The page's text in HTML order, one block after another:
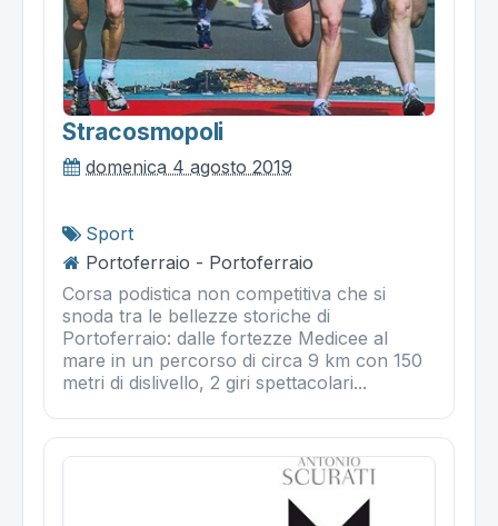
Stracosmopoli
domenica 4 agosto 2019
Sport
Portoferraio - Portoferraio
Corsa podistica non competitiva che si
snoda tra le bellezze storiche di
Portoferraio: dalle fortezze Medicee al
mare in un percorso di circa 9 km con 150
metri di dislivello, 2 giri spettacolari...